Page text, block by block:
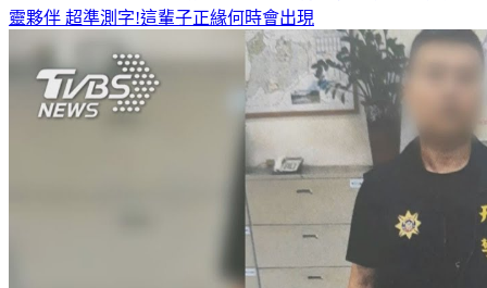
靈夥伴 超準測字!這輩子正緣何時會出現